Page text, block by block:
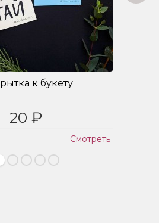
к букету
20 ₽
Смотреть